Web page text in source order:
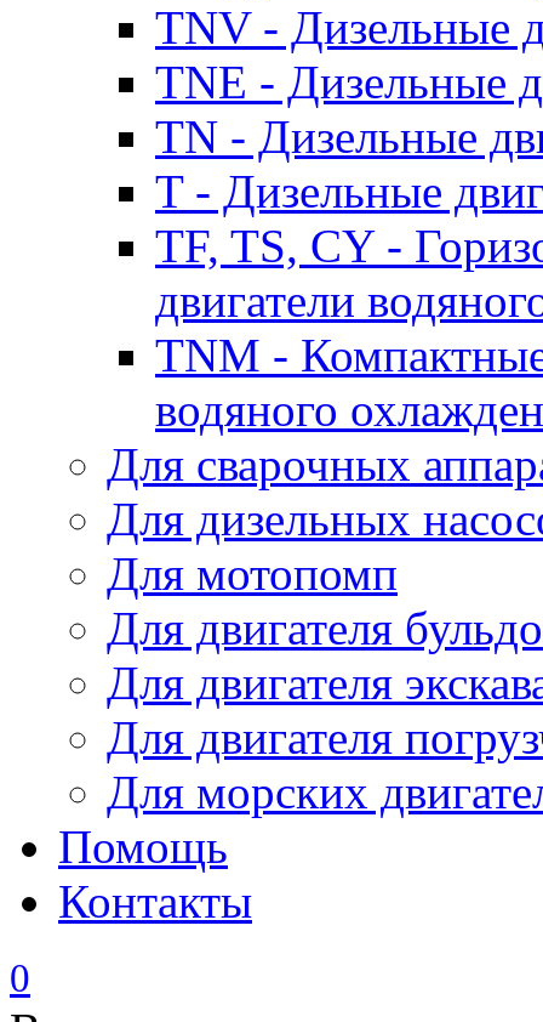
TNV - Дизельные
TNE - Дизельные
TN - Дизельные
T - Дизельные
TF, TS, CY -
двигатели
TNM -
водяного
Для сварочных
Для дизельных
Для мотопомп
Для двигателя
Для двигателя
Для двигателя
Для морских
Помощь
Контакты
0